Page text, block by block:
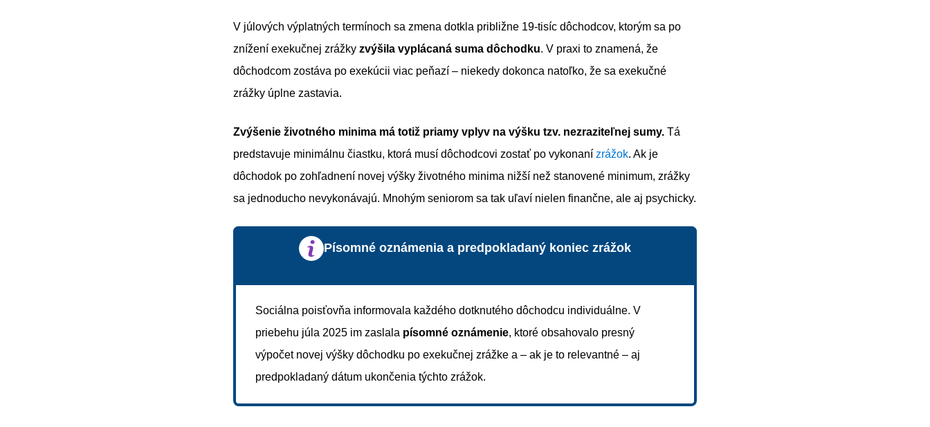
V júlových výplatných termínoch sa zmena dotkla približne 19-tisíc dôchodcov, ktorým sa po
znížení exekučnej zrážky zvýšila vyplácaná suma dôchodku. V praxi to znamená, že
dôchodcom zostáva po exekúcii viac peňazí – niekedy dokonca natoľko, že sa exekučné
zrážky úplne zastavia.
Zvýšenie životného minima má totiž priamy vplyv na výšku tzv. nezraziteľnej sumy. Tá
predstavuje minimálnu čiastku, ktorá musí dôchodcovi zostať po vykonaní zrážok. Ak je
dôchodok po zohľadnení novej výšky životného minima nižší než stanovené minimum, zrážky
sa jednoducho nevykonávajú. Mnohým seniorom sa tak uľaví nielen finančne, ale aj psychicky.
Písomné oznámenia a predpokladaný koniec zrážok
Sociálna poisťovňa informovala každého dotknutého dôchodcu individuálne. V
priebehu júla 2025 im zaslala písomné oznámenie, ktoré obsahovalo presný
výpočet novej výšky dôchodku po exekučnej zrážke a – ak je to relevantné – aj
predpokladaný dátum ukončenia týchto zrážok.